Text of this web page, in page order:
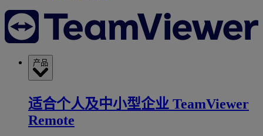
产品
适合个人及中小型企业 TeamViewer
Remote